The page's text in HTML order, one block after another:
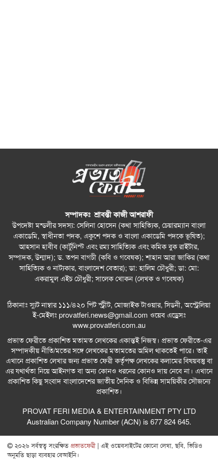
সম্পাদকঃ শ্রাবন্তী কাজী আশরাফী
উপদেষ্টা মন্ডলীর সদস্য: সেলিনা হোসেন (কথা সাহিত্যিক, চেয়ারম্যান বাংলা
একাডেমি, স্বাধীনতা পদক, একুশে পদক ও বাংলা একাডেমি পদকে ভূষিত);
আহসান হাবীব (কার্টুনিস্ট এবং রম্য সাহিত্যিক এবং কমিক বুক রাইটার,
সম্পাদক, উন্মাদ); ড. তপন বাগচী (কবি ও গবেষক); শাহান আরা জাকির (কথা
সাহিত্যিক ও নাট্যকার, বাংলাদেশ বেতার); ডা: হালিম চৌধুরী; ডা: মো:
একরামুল এইচ চৌধুরী; সালেক খোকন (লেখক ও গবেষক)
ঠিকানাঃ স্যুট নাম্বার ১১১/৪২০ পিট স্ট্রীট, মোজাইক টাওয়ার, সিডনী, অস্ট্রেলিয়া
ই-মেইলঃprovatferi.news@gmail.com ওয়েব এড্রেসঃ
www.provatferi.com.au
প্রভাত ফেরীতে প্রকাশিত মতামত লেখকের একান্তই নিজস্ব। প্রভাত ফেরীতে-এর
সম্পাদকীয় নীতি/মতের সঙ্গে লেখকের মতামতের অমিল থাকতেই পারে। তাই
এখানে প্রকাশিত লেখার জন্য প্রভাত ফেরী কর্তৃপক্ষ লেখকের কলামের বিষয়বস্তু বা
এর যথার্থতা নিয়ে আইনগত বা অন্য কোনও ধরনের কোনও দায় নেবে না। এখানে
প্রকাশিত কিছু সংবাদ বাংলাদেশের জাতীয় দৈনিক ও বিভিন্ন সাময়িকীর সৌজন্যে
প্রকাশিত।
PROVAT FERI MEDIA & ENTERTAINMENT PTY LTD
Australian Company Number (ACN) is 677 824 645.
২০২৬ সর্বস্বত্ব সংরক্ষিত প্রভাতফেরী| এই ওয়েবসাইটের কোনো লেখা, ছবি, ভিডিও
অনুমতি ছাড়া ব্যবহার বেআইনি।